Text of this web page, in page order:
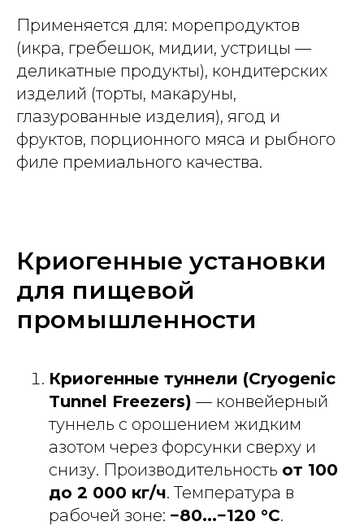
Применяется для: морепродуктов
(икра, гребешок, мидии, устрицы —
деликатные продукты), кондитерских
изделий (торты, макаруны,
глазурованные изделия), ягод и
фруктов, порционного мяса и рыбного
филе премиального качества.
Криогенные установки
для пищевой
промышленности
Криогенные туннели (Cryogenic
Tunnel Freezers) — конвейерный
туннель с орошением жидким
азотом через форсунки сверху и
снизу. Производительность от 100
до 2 000 кг/ч. Температура в
рабочей зоне: −80...−120 °C.